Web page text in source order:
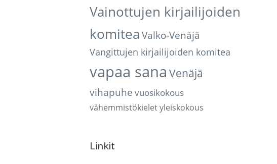
Vainottujen kirjailijoiden
komitea Valko-Venäjä
Vangittujen kirjailijoiden komitea
vapaa sana Venäjä
vihapuhe vuosikokous
vähemmistökieletyleiskokous
Linkit